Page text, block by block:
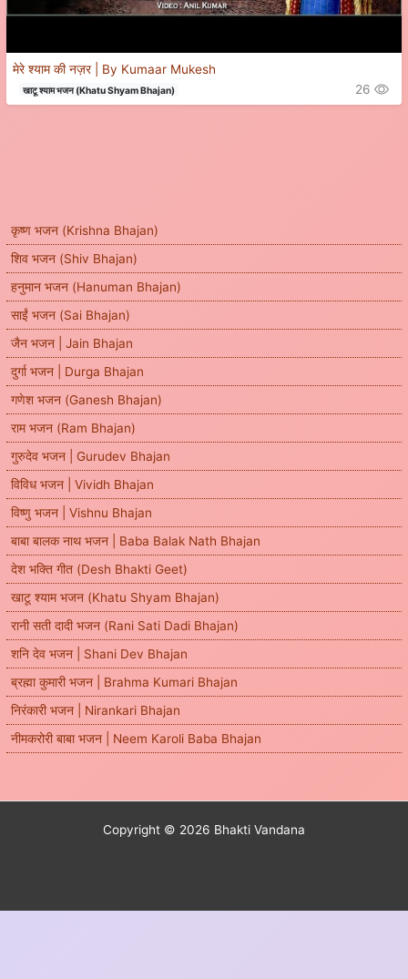
कृष्ण भजन (Krishna Bhajan)
शिव भजन (Shiv Bhajan)
हनुमान भजन (Hanuman Bhajan)
साईं भजन (Sai Bhajan)
जैन भजन | Jain Bhajan
दुर्गा भजन | Durga Bhajan
गणेश भजन (Ganesh Bhajan)
राम भजन (Ram Bhajan)
गुरुदेव भजन | Gurudev Bhajan
विविध भजन | Vividh Bhajan
विष्णु भजन | Vishnu Bhajan
बाबा बालक नाथ भजन | Baba Balak Nath Bhajan
देश भक्ति गीत (Desh Bhakti Geet)
खाटू श्याम भजन (Khatu Shyam Bhajan)
रानी सती दादी भजन (Rani Sati Dadi Bhajan)
शनि देव भजन | Shani Dev Bhajan
ब्रह्मा कुमारी भजन | Brahma Kumari Bhajan
निरंकारी भजन | Nirankari Bhajan
नीमकरोरी बाबा भजन | Neem Karoli Baba Bhajan
मेरे श्याम की नज़र | By Kumaar Mukesh
खाटू श्याम भजन (Khatu Shyam Bhajan) 26
Copyright © 2026 Bhakti Vandana